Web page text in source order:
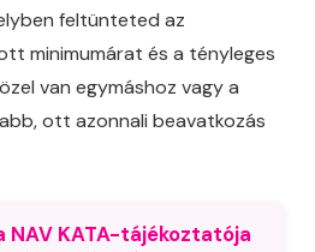
feltünteted az
minimumárat és a tényleges
van egymáshoz vagy a
ott azonnali beavatkozás
NAV KATA-tájékoztatója